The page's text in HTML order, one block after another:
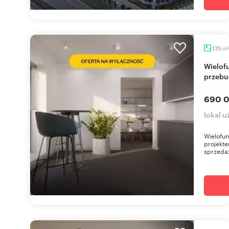
175 m2
Wielofunkcyjny budynek z projektem
690
lokal